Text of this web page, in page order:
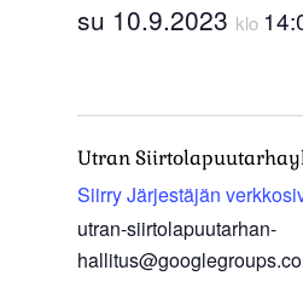
su 10.9.2023 klo
Utran
Siirry Järjestäjän
utran-siirtolapuutarhan-